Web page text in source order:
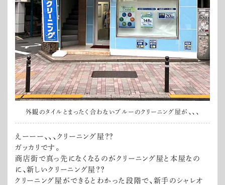
外観のタイルとまったく合わないブルーのクリーニング屋が、、、
えーーー、、、クリーニング屋？？
ガッカリです。
商店街で真っ先になくなるのがクリーニング屋と本屋なの
に、新しいクリーニング屋？？
クリーニング屋ができるとわかった段階で、新手のシャレオ